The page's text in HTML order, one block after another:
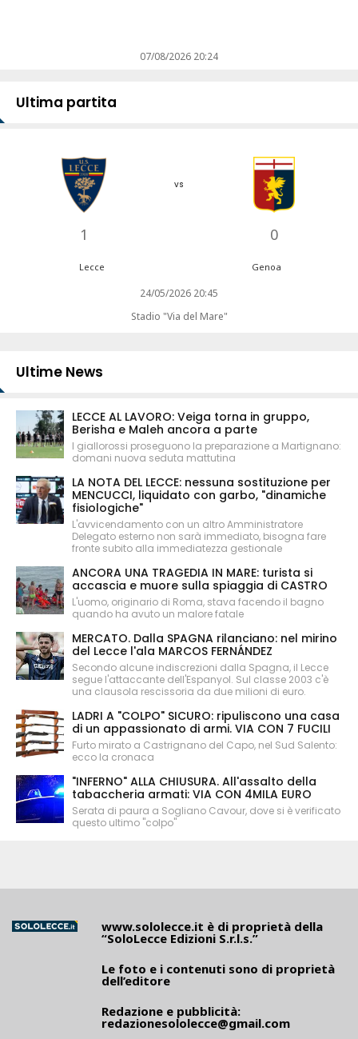
07/08/2026 20:24
Ultima partita
1
vs
0
Lecce Genoa
24/05/2026 20:45
Stadio "Via del Mare"
Ultime News
LECCE AL LAVORO: Veiga torna in gruppo,
Berisha e Maleh ancora a parte
I giallorossi proseguono la preparazione a Martignano:
domani nuova seduta mattutina
LA NOTA DEL LECCE: nessuna sostituzione per
MENCUCCI, liquidato con garbo, "dinamiche
fisiologiche"
L'avvicendamento con un altro Amministratore
Delegato esterno non sarà immediato, bisogna fare
fronte subito alla immediatezza gestionale
ANCORA UNA TRAGEDIA IN MARE: turista si
accascia e muore sulla spiaggia di CASTRO
L'uomo, originario di Roma, stava facendo il bagno
quando ha avuto un malore fatale
MERCATO. Dalla SPAGNA rilanciano: nel mirino
del Lecce l'ala MARCOS FERNÁNDEZ
Secondo alcune indiscrezioni dalla Spagna, il Lecce
segue l'attaccante dell'Espanyol. Sul classe 2003 c'è
una clausola rescissoria da due milioni di euro.
LADRI A "COLPO" SICURO: ripuliscono una casa
di un appassionato di armi. VIA CON 7 FUCILI
Furto mirato a Castrignano del Capo, nel Sud Salento:
ecco la cronaca
"INFERNO" ALLA CHIUSURA. All'assalto della
tabaccheria armati: VIA CON 4MILA EURO
Serata di paura a Sogliano Cavour, dove si è verificato
questo ultimo "colpo"
www.sololecce.it è di proprietà della
“SoloLecce Edizioni S.r.l.s.”
Le foto e i contenuti sono di proprietà
dell’editore
Redazione e pubblicità:
redazionesololecce@gmail.com